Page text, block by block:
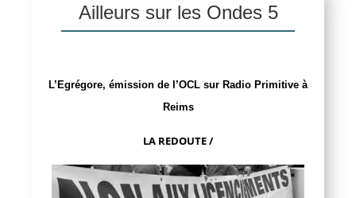
Ailleurs sur les Ondes 5
L’Egrégore, émission de l’OCL sur Radio Primitive à
Reims
LA REDOUTE /